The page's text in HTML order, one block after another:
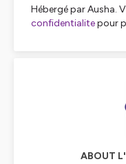
Hébergé par Ausha.
confidentialitepour
ABOUT